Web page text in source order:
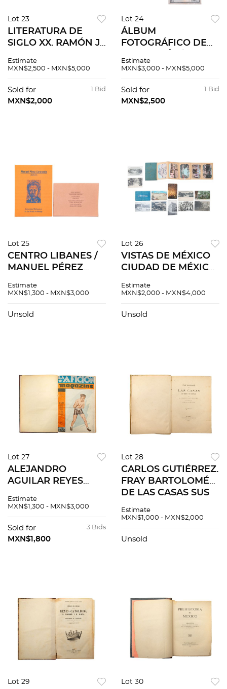
Lot 23
LITERATURA DE
SIGLO XX. RAMÓN J.
MEXICAYOTL
QUETZAL, 1941. PZS
11
Estimate
MXN$2,500 - MXN$5,000
1 Bid
Sold for
MXN$2,000
Lot 24
ÁLBUM
FOTOGRÁFICO DE
SUERTES TAURINAS
Pzs 6
Estimate
MXN$3,000 - MXN$5,000
1 Bid
Sold for
MXN$2,500
Lot 25
CENTRO LIBANES /
MANUEL PÉREZ
Libanes A.C. Unidad
inauguración Galería
Estimate
MXN$1,300 - MXN$3,000
Unsold
Lot 26
VISTAS DE MÉXICO
CIUDAD DE MÉXICO,
21 Postales y
Algunas con notas al
Estimate
MXN$2,000 - MXN$4,000
Unsold
Lot 27
ALEJANDRO
AGUILAR REYES
AFICIÓN MAGAZINE.
PERIODÍSTICA "LA
AFICIÓN", 1933-34.
Estimate
MXN$1,300 - MXN$3,000
3 Bids
Sold for
MXN$1,800
Lot 28
CARLOS GUTIÉRREZ.
FRAY BARTOLOMÉ
DE LAS CASAS SUS
APOSTOLADO.
DE FORTANET, 1878
Estimate
MXN$1,000 - MXN$2,000
Unsold
Lot 29 Lot 30